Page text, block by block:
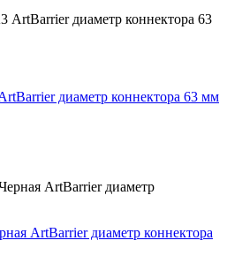
диаметр коннектора 63 мм
ArtBarrier диаметр коннектора